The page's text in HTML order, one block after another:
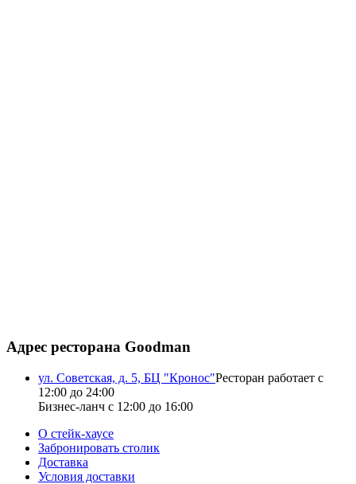
Адрес ресторана Goodman
ул. Советская, д. 5, БЦ "Кронос"Ресторан работает с
12:00 до 24:00
Бизнес-ланч с 12:00 до 16:00
О стейк-хаусе
Забронировать столик
Доставка
Условия доставки